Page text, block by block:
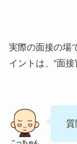
実際の面接の場
イントは、”面
質